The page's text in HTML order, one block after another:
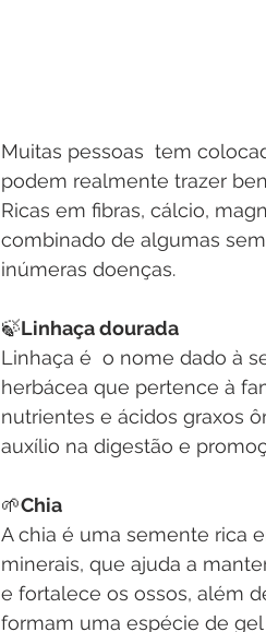
Muitas pessoas  tem
podem realmente trazer
Ricas em fibras, cálcio,
combinado de algumas
inúmeras doenças.
🍃Linhaça dourada
Linhaça é  o nome dado à
herbácea que pertence à
nutrientes e ácidos graxos
auxílio na digestão e
🌱Chia
A chia é uma semente rica
minerais, que ajuda a
e fortalece os ossos, além
formam uma espécie de